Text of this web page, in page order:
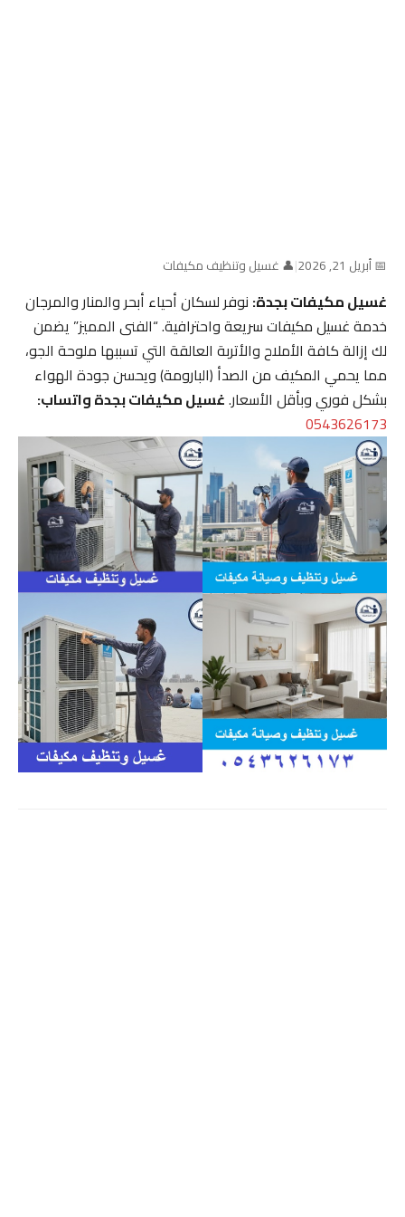
📅 أبريل 21, 2026 |👤 غسيل وتنظيف مكيفات
غسيل مكيفات بجدة:نوفر لسكان أحياء أبحر والمنار والمرجان
خدمة غسيل مكيفات سريعة واحترافية. “الفنى المميز” يضمن
لك إزالة كافة الأملاح والأتربة العالقة التي تسببها ملوحة الجو،
مما يحمي المكيف من الصدأ (البارومة) ويحسن جودة الهواء
بشكل فوري وبأقل الأسعار.غسيل مكيفات بجدة واتساب:
0543626173